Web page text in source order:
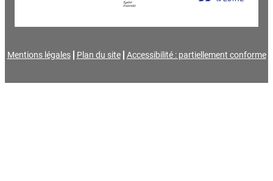
Mentions légales Plan du site Accessibilité : partiellement conforme